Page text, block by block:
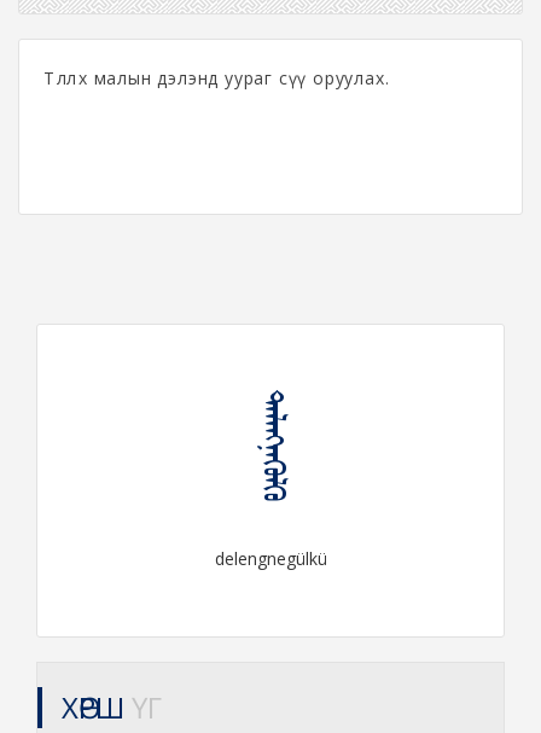
Төллөх малын дэлэнд уураг сүү оруулах.
ᠳᠡᠯᠡᠩᠨᠡᠭᠦᠯᠬᠦ
delengnegülkü
ХӨРШ ҮГ